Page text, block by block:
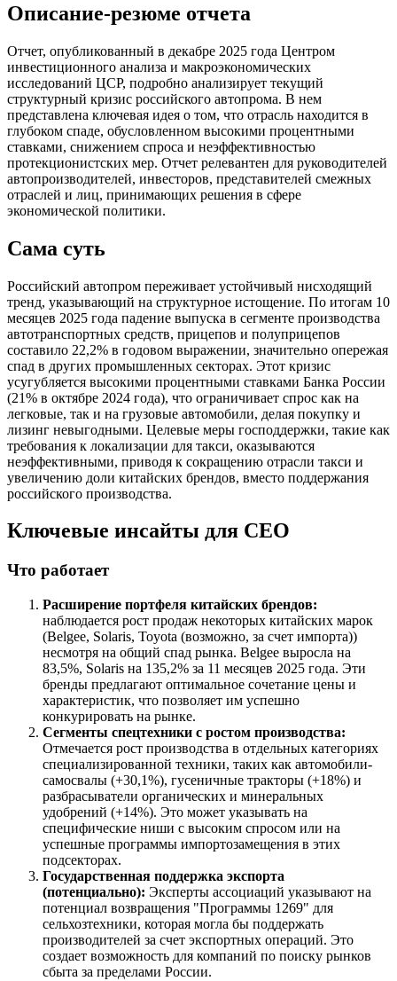
Описание-резюме отчета
Отчет, опубликованный в декабре 2025 года Центром
инвестиционного анализа и макроэкономических
исследований ЦСР, подробно анализирует текущий
структурный кризис российского автопрома. В нем
представлена ключевая идея о том, что отрасль находится в
глубоком спаде, обусловленном высокими процентными
ставками, снижением спроса и неэффективностью
протекционистских мер. Отчет релевантен для руководителей
автопроизводителей, инвесторов, представителей смежных
отраслей и лиц, принимающих решения в сфере
экономической политики.
Сама суть
Российский автопром переживает устойчивый нисходящий
тренд, указывающий на структурное истощение. По итогам 10
месяцев 2025 года падение выпуска в сегменте производства
автотранспортных средств, прицепов и полуприцепов
составило 22,2% в годовом выражении, значительно опережая
спад в других промышленных секторах. Этот кризис
усугубляется высокими процентными ставками Банка России
(21% в октябре 2024 года), что ограничивает спрос как на
легковые, так и на грузовые автомобили, делая покупку и
лизинг невыгодными. Целевые меры господдержки, такие как
требования к локализации для такси, оказываются
неэффективными, приводя к сокращению отрасли такси и
увеличению доли китайских брендов, вместо поддержания
российского производства.
Ключевые инсайты для СЕО
Что работает
Расширение портфеля китайских брендов:
наблюдается рост продаж некоторых китайских марок
(Belgee, Solaris, Toyota (возможно, за счет импорта))
несмотря на общий спад рынка. Belgee выросла на
83,5%, Solaris на 135,2% за 11 месяцев 2025 года. Эти
бренды предлагают оптимальное сочетание цены и
характеристик, что позволяет им успешно
конкурировать на рынке.
Сегменты спецтехники с ростом производства:
Отмечается рост производства в отдельных категориях
специализированной техники, таких как автомобили-
самосвалы (+30,1%), гусеничные тракторы (+18%) и
разбрасыватели органических и минеральных
удобрений (+14%). Это может указывать на
специфические ниши с высоким спросом или на
успешные программы импортозамещения в этих
подсекторах.
Государственная поддержка экспорта
(потенциально): Эксперты ассоциаций указывают на
потенциал возвращения "Программы 1269" для
сельхозтехники, которая могла бы поддержать
производителей за счет экспортных операций. Это
создает возможность для компаний по поиску рынков
сбыта за пределами России.